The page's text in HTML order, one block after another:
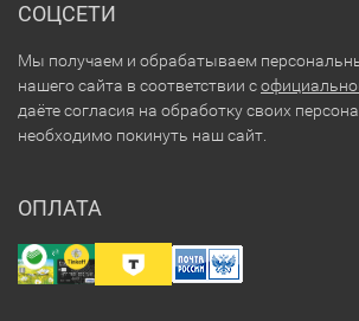
СОЦСЕТИ
Мы получаем и обрабатываем
нашего сайта в соответствии с
даёте согласия на обработку своих
необходимо покинуть наш сайт.
ОПЛАТА